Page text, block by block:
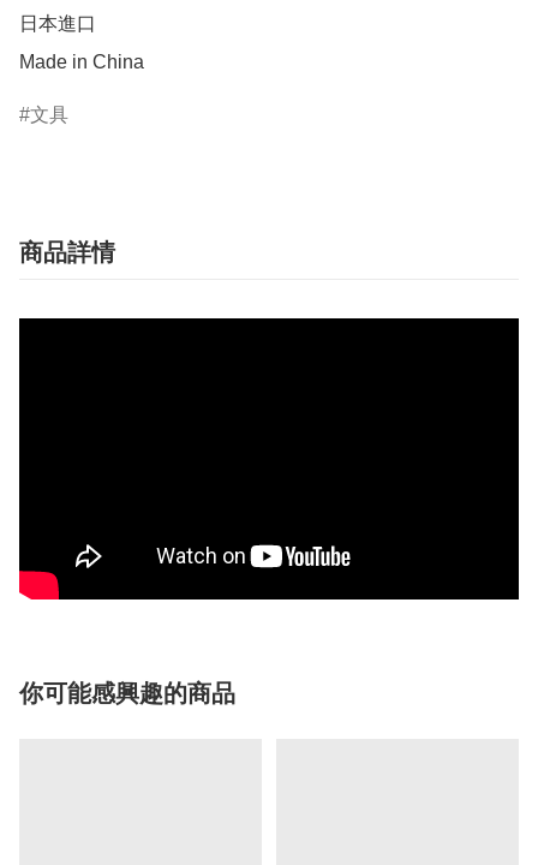
日本進口
Made in China
文具
商品詳情
你可能感興趣的商品